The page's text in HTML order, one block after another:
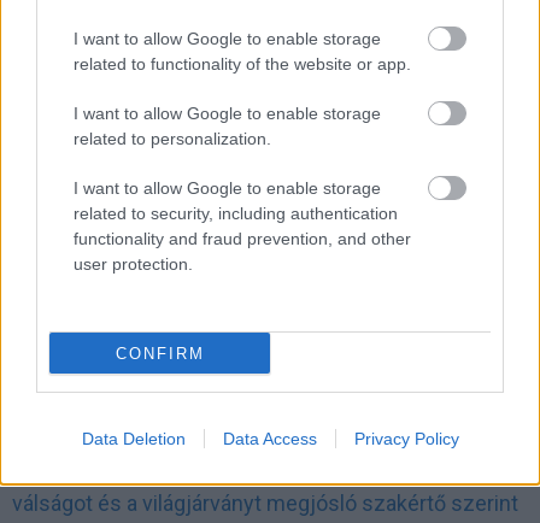
I want to allow Google to enable storage
related to functionality of the website or app.
I want to allow Google to enable storage
related to personalization.
I want to allow Google to enable storage
related to security, including authentication
functionality and fraud prevention, and other
user protection.
CONFIRM
Data Deletion Data Access Privacy Policy
Beépített AI-ügynökök a kézzelfogható üzleti
A gyár, ahol 45 perc alatt készül el egy lakóház
INFORMATIKA VÁLSÁGHELYZETRE
A Samsung belenézett a kristálygömbjébe, és
Hamarosan összeomlik a társadalom a 2008-as
válságot és a világjárványt megjósló szakértő szerint